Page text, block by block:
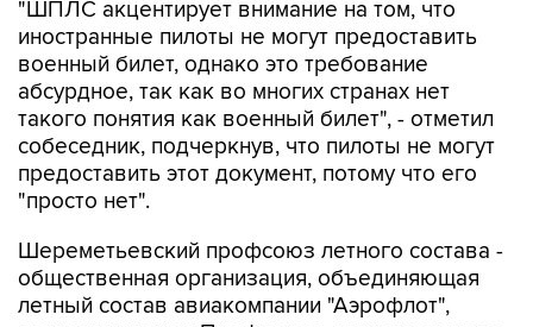
военный билет, однако это требование
абсурдное, так как во многих странах нет
такого понятия как военный билет", - отметил
собеседник, подчеркнув, что пилоты не могут
предоставить этот документ, потому что его
"просто нет".
Шереметьевский профсоюз летного состава -
летный состав авиакомпании "Аэрофлот",
является членом Профсоюза летного состава
РФ.